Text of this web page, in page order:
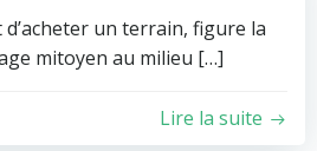
d’acheter un terrain, figure la
mitoyen au milieu […]
Lire la suite